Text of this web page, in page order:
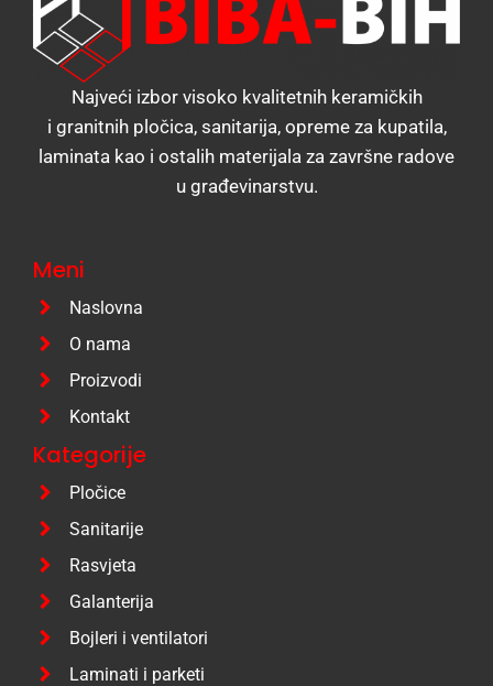
Najveći izbor visoko kvalitetnih keramičkih
i granitnih pločica, sanitarija, opreme za kupatila,
laminata kao i ostalih materijala za završne radove
u građevinarstvu.
Meni
Naslovna
O nama
Proizvodi
Kontakt
Kategorije
Pločice
Sanitarije
Rasvjeta
Galanterija
Bojleri i ventilatori
Laminati i parketi